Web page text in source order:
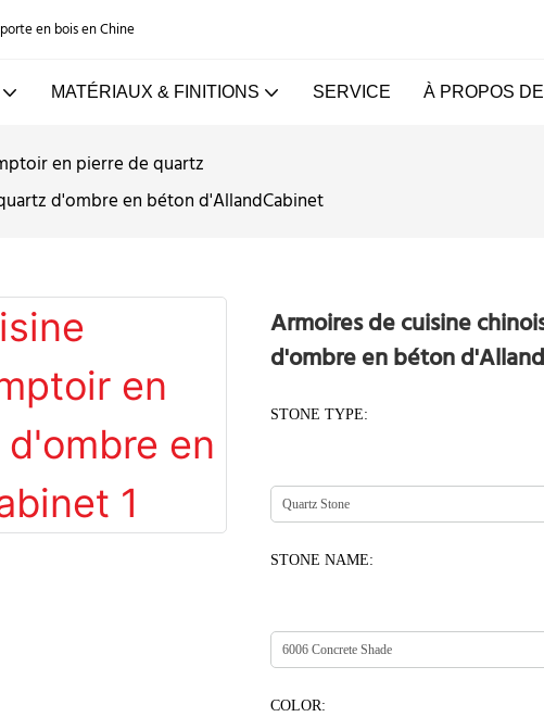
en bois en Chine
MATÉRIAUX & FINITIONS SERVICE À PROPOS
en pierre de quartz
d'ombre en béton d'AllandCabinet
Armoires de cuisine
d'ombre en béton
STONE TYPE:
STONE NAME:
COLOR: